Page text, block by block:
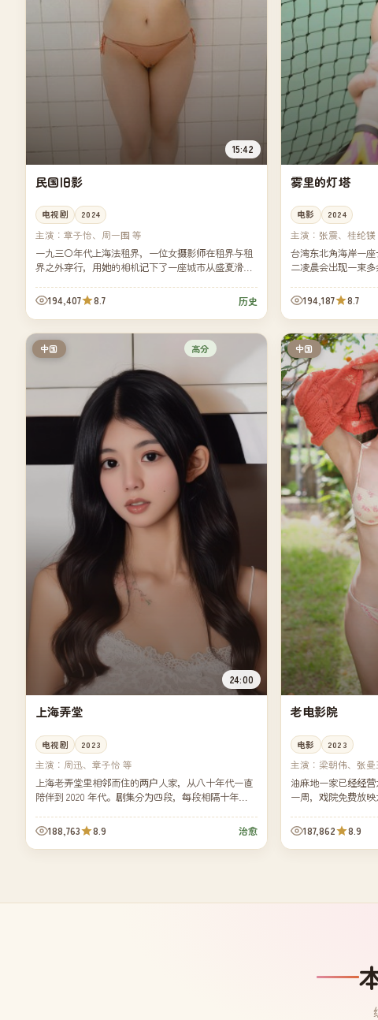
15:42
民国旧影
电视剧 2024
主演： 章子怡、周一围 等
一九三〇年代上海法租界，一位女摄影师在租界与租
界之外穿行，用她的相机记下了一座城市从盛夏滑向
194,407 8.7 历史
雾里的灯塔
电影 2024
主演： 张震、桂纶镁
台湾东北角海岸一
二凌晨会出现一束
194,187 8.7
中国 高分
24:00
上海弄堂
电视剧 2023
主演： 周迅、章子怡 等
上海老弄堂里相邻而住的两户人家，从八十年代一直
陪伴到 2020 年代。剧集分为四段，每段相隔十年
188,763 8.9 治愈
中国
老电影院
电影 2023
主演： 梁朝伟、张曼
油麻地一家已经经
一周，戏院免费放
187,862 8.9